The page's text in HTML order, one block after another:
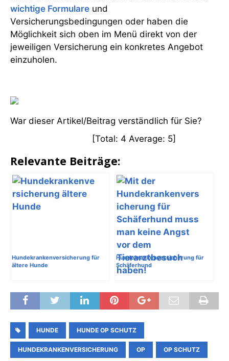
wichtige Formulare und
Versicherungsbedingungen oder haben die
Möglichkeit sich oben im Menü direkt von der
jeweiligen Versicherung ein konkretes Angebot
einzuholen.
War dieser Artikel/Beitrag verständlich für Sie?
[Total: 4 Average: 5]
Relevante Beiträge:
Hundekrankenversicherung für
ältere Hunde
Hundekrankenversicherung für
Schäferhund
HUNDE HUNDE OP SCHUTZ
HUNDEKRANKENVERSICHERUNG OP OP SCHUTZ